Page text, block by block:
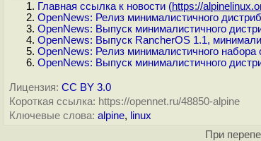
Главная ссылка к новости (https://
OpenNews: Релиз минималистичного
OpenNews: Выпуск минималистичного
OpenNews: Выпуск RancherOS 1.1,
OpenNews: Релиз минималистичного
OpenNews: Выпуск минималистичного
Лицензия: CC BY 3.0
Короткая ссылка: https://opennet.ru/48850-alpine
Ключевые слова: alpine, linux
При